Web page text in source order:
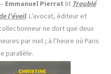
– Emmanuel Pierrat lit Troublé
l’éveil. L’avocat, éditeur et
ne dort que deux
par nuit ; à l’heure où Paris
parallèle.